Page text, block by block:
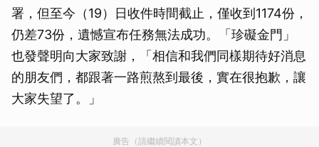
署，但至今（19）日收件時間截止，僅收到1174份，
仍差73份，遺憾宣布任務無法成功。「珍礙金門」
也發聲明向大家致謝，「相信和我們同樣期待好消息
的朋友們，都跟著一路煎熬到最後，實在很抱歉，讓
大家失望了。」
廣告（請繼續閱讀本文）